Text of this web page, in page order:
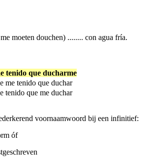
moeten douchen) ........ con agua fría.
tenido que ducharme
me tenido que duchar
tenido que me duchar
voornaamwoord bij een infinitief:
óf